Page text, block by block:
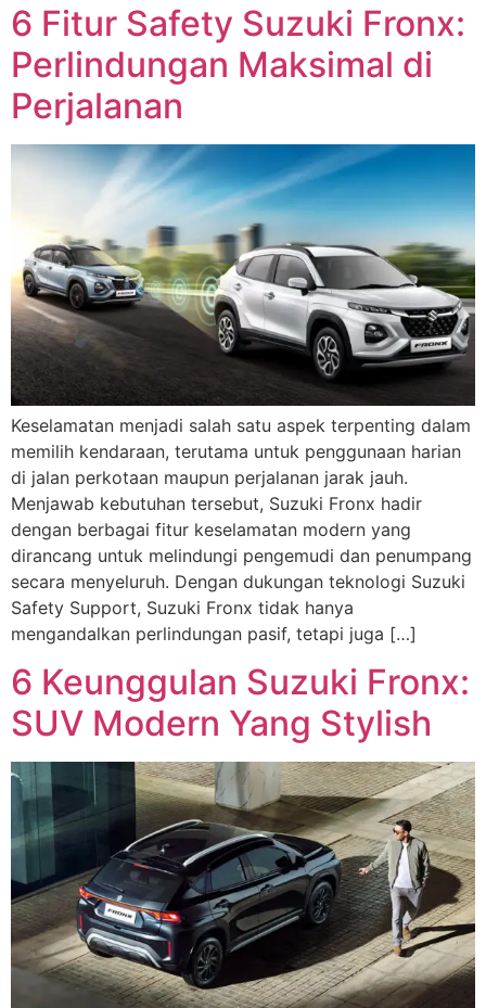
6 Fitur Safety Suzuki Fronx:
Perlindungan Maksimal di
Perjalanan
Keselamatan menjadi salah satu aspek terpenting dalam
memilih kendaraan, terutama untuk penggunaan harian
di jalan perkotaan maupun perjalanan jarak jauh.
Menjawab kebutuhan tersebut, Suzuki Fronx hadir
dengan berbagai fitur keselamatan modern yang
dirancang untuk melindungi pengemudi dan penumpang
secara menyeluruh. Dengan dukungan teknologi Suzuki
Safety Support, Suzuki Fronx tidak hanya
mengandalkan perlindungan pasif, tetapi juga […]
6 Keunggulan Suzuki Fronx:
SUV Modern Yang Stylish